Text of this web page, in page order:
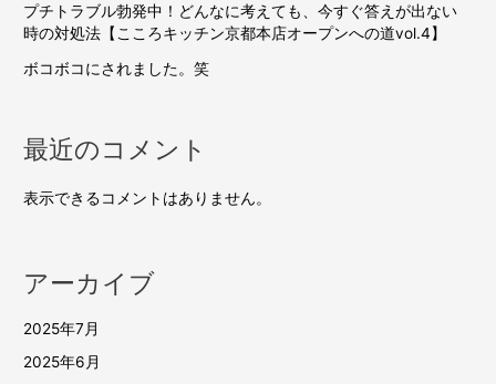
プチトラブル勃発中！どんなに考えても、今すぐ答えが出ない
時の対処法【こころキッチン京都本店オープンへの道vol.4】
ボコボコにされました。笑
最近のコメント
表示できるコメントはありません。
アーカイブ
2025年7月
2025年6月